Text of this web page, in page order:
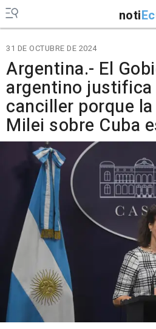
noti
31 DE OCTUBRE DE 2024
Argentina.- El
argentino justifica
canciller porque
Milei sobre Cuba